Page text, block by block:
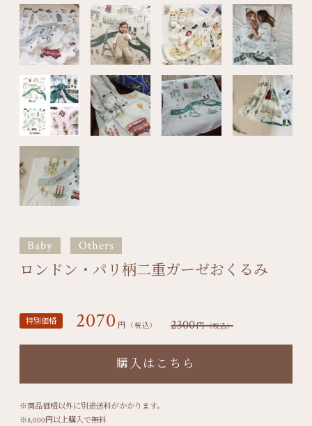
Baby Others
ロンドン・パリ柄二重ガーゼおくるみ
特別価格 2070 円 （税込） 2300円（税込）
購入はこちら
※商品価格以外に別途送料がかかります。
※8,000円以上購入で無料